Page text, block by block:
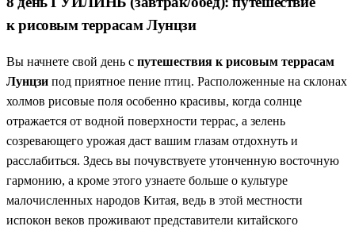
к рисовым террасам Лунцзи
Вы начнете свой день с путешествия к рисовым террасам
Лунцзи под приятное пение птиц. Расположенные на склонах
холмов рисовые поля особенно красивы, когда солнце
отражается от водной поверхности террас, а зелень
созревающего урожая даст вашим глазам отдохнуть и
расслабиться. Здесь вы почувствуете утонченную восточную
гармонию, а кроме этого узнаете больше о культуре
малочисленных народов Китая, ведь в этой местности
испокон веков проживают представители китайского